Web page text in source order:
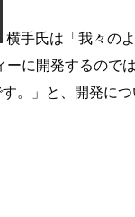
横手氏は「我々の
に開発するので
」と、開発につ